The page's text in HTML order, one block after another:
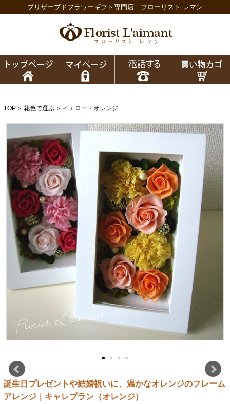
プリザーブドフラワーギフト専門店 フローリスト レマン
TOP > 花色で選ぶ > イエロー・オレンジ
誕生日プレゼントや結婚祝いに、温かなオレンジのフレーム
アレンジ｜キャレブラン（オレンジ）